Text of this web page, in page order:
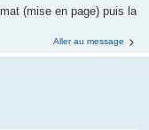
(mise en page) puis la
Aller au message